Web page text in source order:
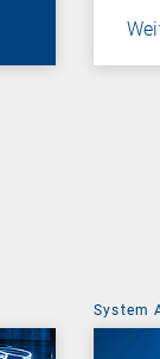
System